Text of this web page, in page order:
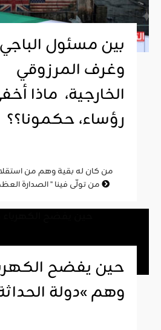
بين مسئول الباجي
وغرف المرزوقي
الخارجية، ماذا
رؤساء، حكمونا؟؟
من تولّى فينا " الصدارة
وهم »دولة